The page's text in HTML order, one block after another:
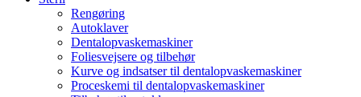
Rengøring
Autoklaver
Dentalopvaskemaskiner
Foliesvejsere og tilbehør
Kurve og indsatser til dentalopvaskemaskiner
Proceskemi til dentalopvaskemaskiner